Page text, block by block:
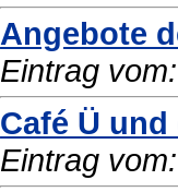
Angebote
Eintrag
Café Ü
Eintrag